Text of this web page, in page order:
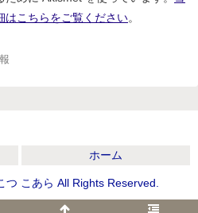
はこちらをご覧ください。
ホーム
こあら All Rights Reserved.